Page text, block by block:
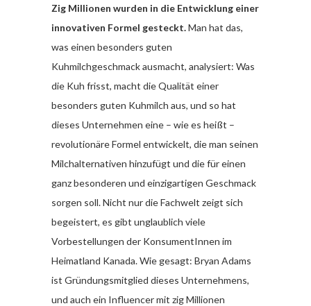
Zig Millionen wurden in die Entwicklung einer
innovativen Formel gesteckt.Man hat das,
was einen besonders guten
Kuhmilchgeschmack ausmacht, analysiert: Was
die Kuh frisst, macht die Qualität einer
besonders guten Kuhmilch aus, und so hat
dieses Unternehmen eine – wie es heißt –
revolutionäre Formel entwickelt, die man seinen
Milchalternativen hinzufügt und die für einen
ganz besonderen und einzigartigen Geschmack
sorgen soll. Nicht nur die Fachwelt zeigt sich
begeistert, es gibt unglaublich viele
Vorbestellungen der KonsumentInnen im
Heimatland Kanada. Wie gesagt: Bryan Adams
ist Gründungsmitglied dieses Unternehmens,
und auch ein Influencer mit zig Millionen